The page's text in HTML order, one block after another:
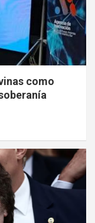
como